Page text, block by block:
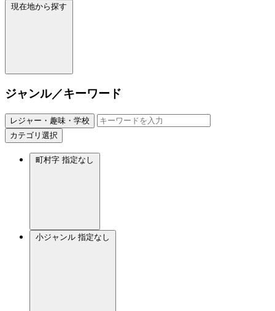
現在地から探す
ジャンル／キーワード
レジャー・趣味・学校
カテゴリ選択
町村字 指定なし
小ジャンル 指定なし